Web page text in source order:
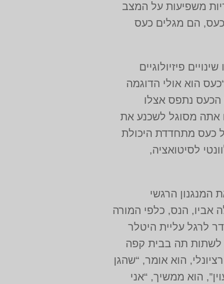
משפיעות על המצב
כעס, הם מגלים כעס
פיזיולוגיים
הוא אולי הדוגמה
הכעס נתפס אצלו
אתה מסוגל לשכנע את
כעס מתחדדת היכולת
לסיטואציה,
המנגנון הרגשי
אביו, הנס, כלפי המורה
לרגל עליית היטלר
לשתות תה בבית קפה
הוא אומר, “שהגן
הוא ממשיך, “אני